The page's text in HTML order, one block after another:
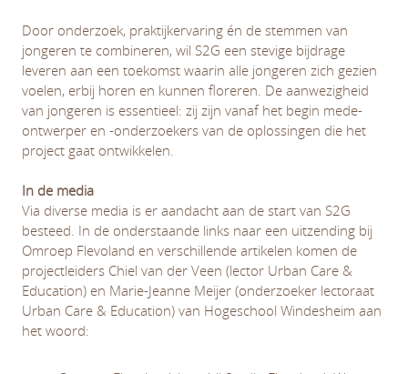
Door onderzoek, praktijkervaring én de stemmen van
jongeren te combineren, wil S2G een stevige bijdrage
leveren aan een toekomst waarin alle jongeren zich gezien
voelen, erbij horen en kunnen floreren. De aanwezigheid
van jongeren is essentieel: zij zijn vanaf het begin mede-
ontwerper en -onderzoekers van de oplossingen die het
project gaat ontwikkelen.
In de media
Via diverse media is er aandacht aan de start van S2G
besteed. In de onderstaande links naar een uitzending bij
Omroep Flevoland en verschillende artikelen komen de
projectleiders Chiel van der Veen (lector Urban Care &
Education) en Marie-Jeanne Meijer (onderzoeker lectoraat
Urban Care & Education) van Hogeschool Windesheim aan
het woord: